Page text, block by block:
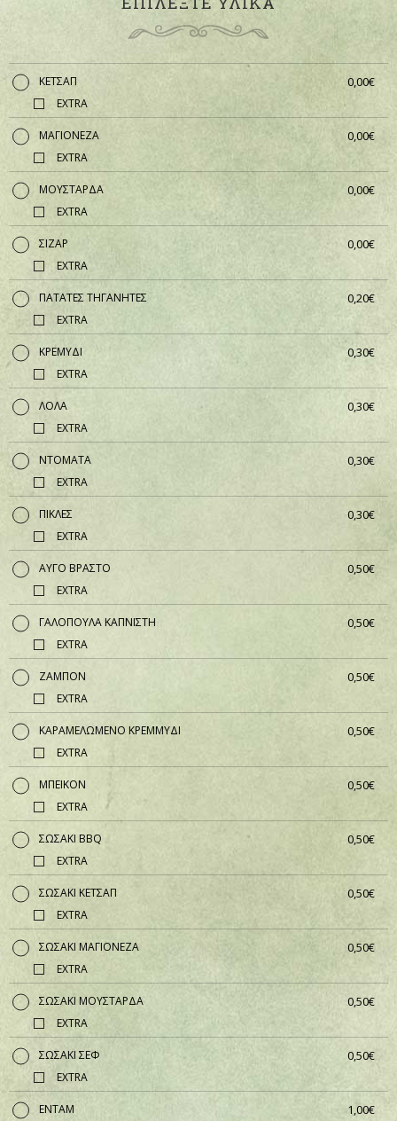
ΚΕΤΣΑΠ 0,00€
EXTRA
ΜΑΓΙΟΝΕΖΑ 0,00€
EXTRA
ΜΟΥΣΤΑΡΔΑ 0,00€
EXTRA
ΣΙΖΑΡ 0,00€
EXTRA
ΠΑΤΑΤΕΣ ΤΗΓΑΝΗΤΕΣ 0,20€
EXTRA
ΚΡΕΜΥΔΙ 0,30€
EXTRA
ΛΟΛΑ 0,30€
EXTRA
ΝΤΟΜΑΤΑ 0,30€
EXTRA
ΠΙΚΛΕΣ 0,30€
EXTRA
ΑΥΓΟ ΒΡΑΣΤΟ 0,50€
EXTRA
ΓΑΛΟΠΟΥΛΑ ΚΑΠΝΙΣΤΗ 0,50€
EXTRA
ΖΑΜΠΟΝ 0,50€
EXTRA
ΚΑΡΑΜΕΛΩΜΕΝΟ ΚΡΕΜΜΥΔΙ 0,50€
EXTRA
ΜΠΕΙΚΟΝ 0,50€
EXTRA
ΣΩΣΑΚΙ BBQ 0,50€
EXTRA
ΣΩΣΑΚΙ ΚΕΤΣΑΠ 0,50€
EXTRA
ΣΩΣΑΚΙ ΜΑΓΙΟΝΕΖΑ 0,50€
EXTRA
ΣΩΣΑΚΙ ΜΟΥΣΤΑΡΔΑ 0,50€
EXTRA
ΣΩΣΑΚΙ ΣΕΦ 0,50€
EXTRA
ΕΝΤΑΜ 1,00€